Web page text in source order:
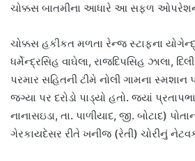
ચોક્કસ બાતમીના આધારે આ સફળ ઓપરેશન
ચોક્કસ હકીકત મળતા રેન્જ સ્ટાફના
ધર્મેન્દ્રસિહ વાઘેલા, રાજદિપસિહ ઝાલા,
પરમાર સહિતની ટીમે નોલી ગામના સ્મશાન
જગ્યા પર દરોડો પાડ્યો હતો. જ્યાં
નાનાસઇડા, તા. પાળીયાદ, જી. બોટાદ)
ગેરકાયદેસર રીતે ખનીજ (રેતી) ચોરીનું